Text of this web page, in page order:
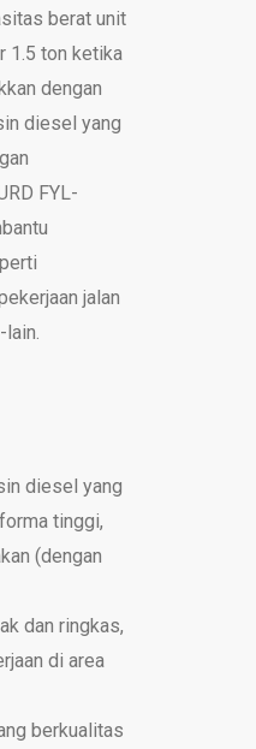
berat unit
1.5 ton ketika
dengan
diesel yang
FYL-
jalan
lain.
diesel yang
tinggi,
(dengan
dan ringkas,
di area
berkualitas